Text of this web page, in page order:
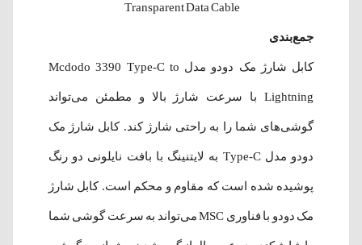
Transparent Data Cable
جمع‌بندی
کابل شارژ مک دودو مدل Mcdodo 3390 Type-C to
Lightning با سرعت شارژ بالا و مطمئن می‌تواند
گوشی‌های شما را به راحتی شارژ کند. کابل شارژ مک
دودو مدل Type-C به لایتنینگ با بافت نایلونی دو رنگ
پوشیده شده است که مقاوم و محکم است. کابل شارژ
مک دودو با فناوری MSC می‌تواند به سرعت گوشی شما